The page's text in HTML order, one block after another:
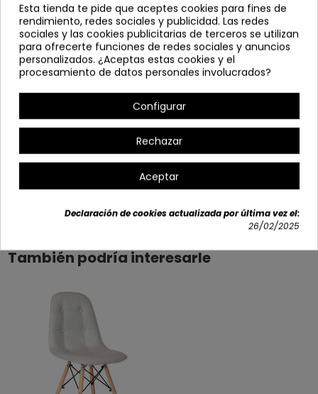
Silla acolchada y tapizada en polipiel color marrón.
Estructura de varillas metálicas de color negro y
patas de madera de haya.
Se sirve desmontada.
Alto: 84,5 cm | Altura hasta el asiento: 45,5 cm
También podría interesarle
Esta tienda te pide que aceptes cookies para fines de
rendimiento, redes sociales y publicidad. Las redes
sociales y las cookies publicitarias de terceros se utilizan
para ofrecerte funciones de redes sociales y anuncios
personalizados. ¿Aceptas estas cookies y el
procesamiento de datos personales involucrados?
Configurar
Rechazar
Aceptar
Declaración de cookies actualizada por última vez el:
26/02/2025